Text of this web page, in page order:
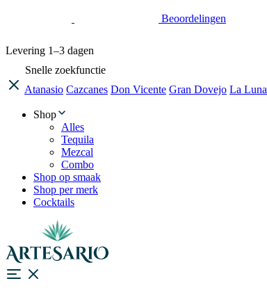
Beoordelingen
Levering 1–3 dagen
Snelle zoekfunctie
Atanasio Cazcanes Don Vicente Gran Dovejo La Luna
Shop
Alles
Tequila
Mezcal
Combo
Shop op smaak
Shop per merk
Cocktails